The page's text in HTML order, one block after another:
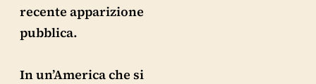
recente apparizione
pubblica.
In un’America che si